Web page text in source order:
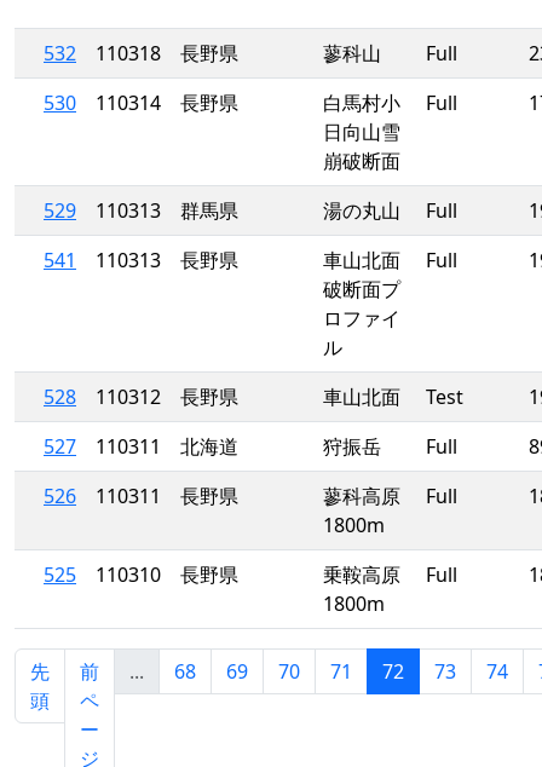
532 110318 長野県 蓼科山 Full
530
110314 長野県
白馬村小
日向山雪
崩破断面
Full
529 110313 群馬県 湯の丸山 Full
541
110313 長野県
車山北面
破断面プ
ロファイ
ル
Full
528 110312 長野県 車山北面 Test
527
110311 北海道 狩振岳 Full
526
110311 長野県
蓼科高原
1800m
Full
525 110310 長野県
乗鞍高原
1800m
Full
先
頭
前
ペ
ー
ジ
... 68 69 70 71 72 73 74